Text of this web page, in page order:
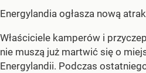
Energylandia ogłasza nową
Właściciele kamperów i
nie muszą już martwić się o
Energylandii. Podczas